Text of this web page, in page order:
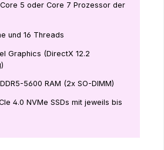
5 oder Core 7 Prozessor der
und 16 Threads
Graphics (DirectX 12.2
5600 RAM (2x SO-DIMM)
4.0 NVMe SSDs mit jeweils bis